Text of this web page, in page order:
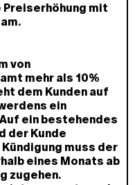
Preiserhöhung mit
von
mehr als 10%
dem Kunden auf
ein
ein bestehendes
der Kunde
muss der
eines Monats ab
zugehen.